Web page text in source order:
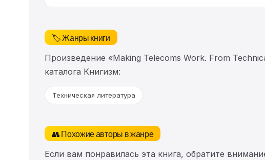
🏷️ Жанры книги
Произведение «Making Telecoms Work. From
каталога Книгизм:
Техническая литература
👥 Похожие авторы в жанре
Если вам понравилась эта книга, обратите